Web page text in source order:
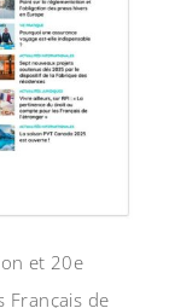
et 20e
Français de